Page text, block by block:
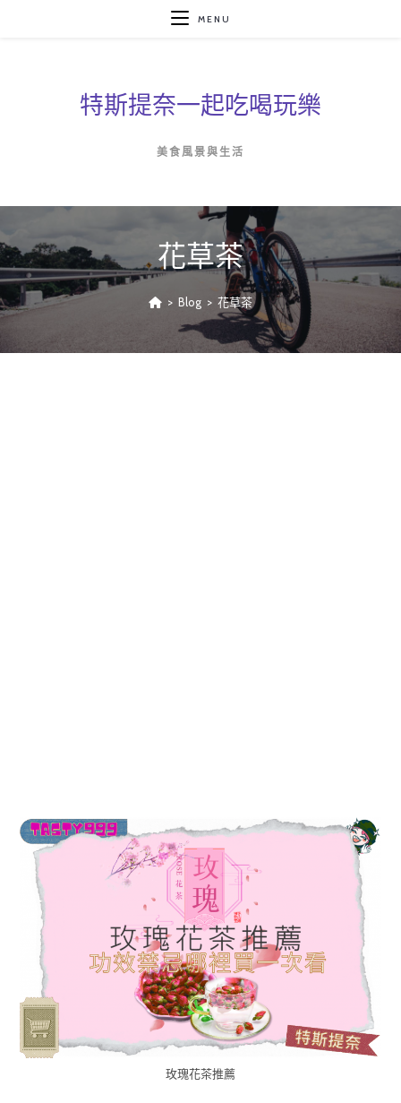
MENU
特斯提奈一起吃喝玩樂
美食風景與生活
花草茶
> Blog > 花草茶
玫瑰花茶推薦